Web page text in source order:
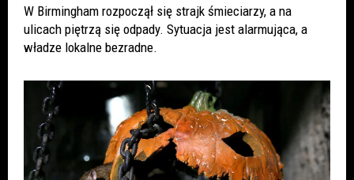
W Birmingham rozpoczął się strajk śmieciarzy, a na
ulicach piętrzą się odpady. Sytuacja jest alarmująca, a
władze lokalne bezradne.